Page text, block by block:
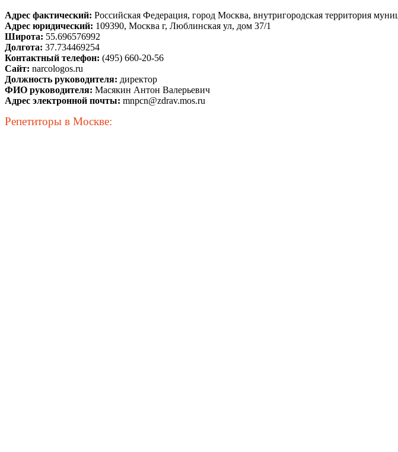
Адрес фактический: Российская Федерация, город Москва, внутригородская территория
Адрес юридический: 109390, Москва г, Люблинская ул, дом 37/1
Широта: 55.696576992
Долгота: 37.734469254
Контактный телефон: (495) 660-20-56
Сайт: narcologos.ru
Должность руководителя: директор
ФИО руководителя: Масякин Антон Валерьевич
Адрес электронной почты: mnpcn@zdrav.mos.ru
Репетиторы в Москве: